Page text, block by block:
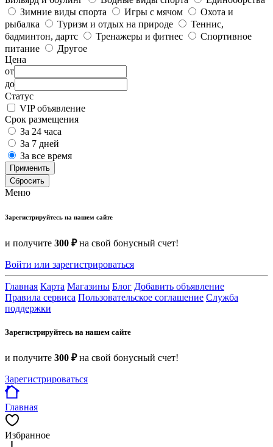
Зимние виды спорта
Игры с мячом
Охота и
рыбалка
Туризм и отдых на природе
Теннис,
бадминтон, дартс
Тренажеры и фитнес
Спортивное
питание
Другое
Цена
от
до
Статус
VIP объявление
Срок размещения
За 24 часа
За 7 дней
За все время
Применить
Сбросить
Меню
Зарегистрируйтесь на нашем сайте
и получите 300 ₽на свой бонусный счет!
Войти или зарегистрироваться
Главная Карта Магазины Блог Добавить объявление
Правила сервиса Пользовательское соглашение Служба
поддержки
Зарегистрируйтесь на нашем сайте
и получите 300 ₽на свой бонусный счет!
Зарегистрироваться
Главная
Избранное